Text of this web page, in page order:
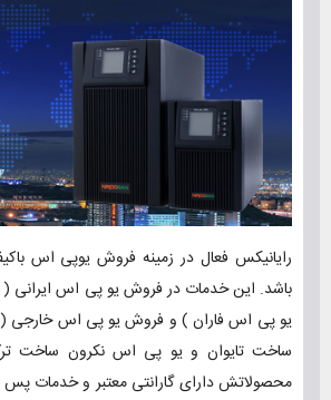
رایانیکس فعال در زمینه فروش یوپی اس
باشد. این خدمات در فروش یو پی اس ایرانی
یو پی اس فاران ) و فروش یو پی اس خارجی
ساخت تایوان و یو پی اس نکرون ساخت
محصولاتش دارای گارانتی معتبر و خدمات